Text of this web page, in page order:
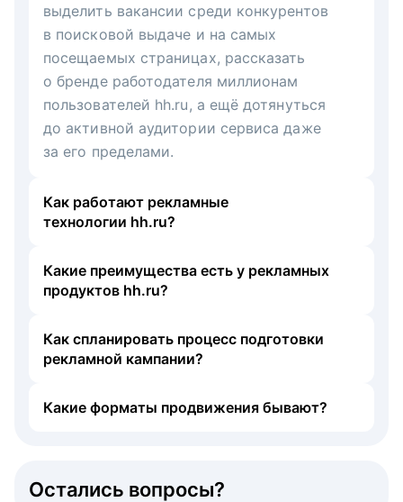
выделить вакансии среди конкурентов
в поисковой выдаче и на самых
посещаемых страницах, рассказать
о бренде работодателя миллионам
пользователей hh.ru, а ещё дотянуться
до активной аудитории сервиса даже
за его пределами.
Как работают рекламные
технологии hh.ru?
Какие преимущества есть у рекламных
продуктов hh.ru?
Как спланировать процесс подготовки
рекламной кампании?
Какие форматы продвижения бывают?
Остались вопросы?